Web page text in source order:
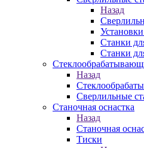
Назад
Станки
Станки
Назад
Сверлильные
Станочная оснастка
Назад
Станочная
Тиски